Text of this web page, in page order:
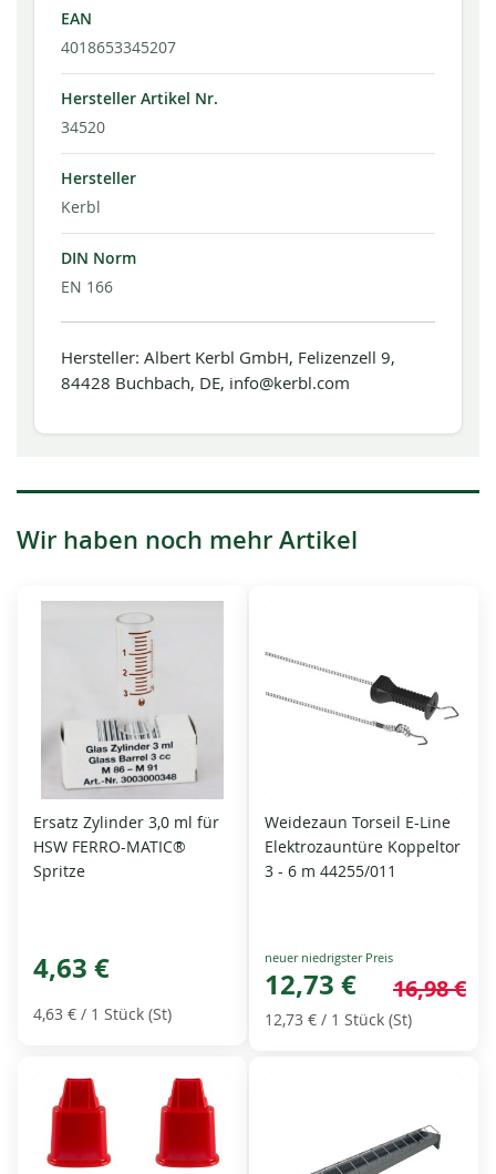
EAN
4018653345207
Hersteller Artikel Nr.
34520
Hersteller
Kerbl
DIN Norm
EN 166
Hersteller: Albert Kerbl GmbH, Felizenzell 9,
84428 Buchbach, DE, info@kerbl.com
Wir haben noch mehr Artikel
Ersatz Zylinder 3,0 ml für
HSW FERRO-MATIC®
Spritze
4,63 €
4,63 € / 1 Stück (St)
Weidezaun Torseil E-Line
Elektrozauntüre Koppeltor
3 - 6 m 44255/011
Special
Price
12,73 € 16,98 €
12,73 € / 1 Stück (St)